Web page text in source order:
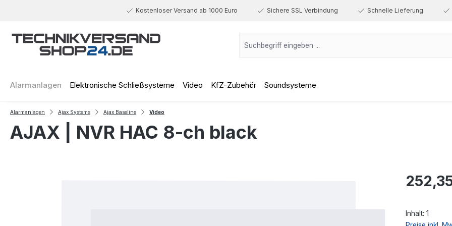
Kostenloser Versand ab 1000 Euro Sichere SSL Verbindung Schnelle Lieferung
Alarmanlagen Elektronische Schließsysteme Video KfZ-Zubehör Soundsysteme
Alarmanlagen Ajax Systems Ajax Baseline Video
AJAX | NVR HAC 8-ch black
Regulärer Preis:
Inhalt: 1